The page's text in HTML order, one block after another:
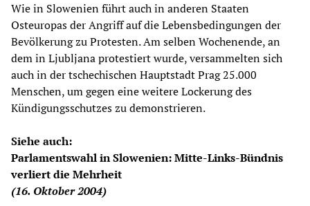
Wie in Slowenien führt auch in anderen Staaten
Osteuropas der Angriff auf die Lebensbedingungen der
Bevölkerung zu Protesten. Am selben Wochenende, an
dem in Ljubljana protestiert wurde, versammelten sich
auch in der tschechischen Hauptstadt Prag 25.000
Menschen, um gegen eine weitere Lockerung des
Kündigungsschutzes zu demonstrieren.
Siehe auch:
Parlamentswahl in Slowenien: Mitte-Links-Bündnis
verliert die Mehrheit
(16. Oktober 2004)